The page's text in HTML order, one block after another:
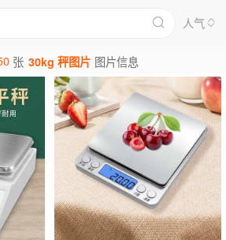
人气
张 30kg 秤图片 图片信息